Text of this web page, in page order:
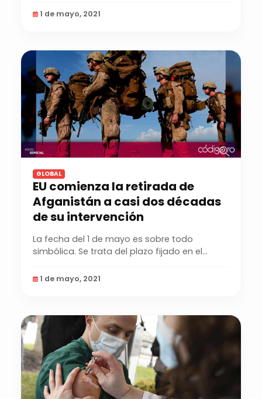
1 de mayo, 2021
GLOBAL
EU comienza la retirada de
Afganistán a casi dos décadas
de su intervención
La fecha del 1 de mayo es sobre todo
simbólica. Se trata del plazo fijado en el
1 de mayo, 2021